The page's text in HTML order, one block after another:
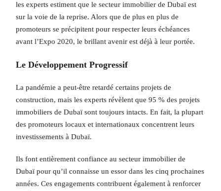
les experts estiment que le secteur immobilier de Dubaï est
sur la voie de la reprise. Alors que de plus en plus de
promoteurs se précipitent pour respecter leurs échéances
avant l’Expo 2020, le brillant avenir est déjà à leur portée.
Le Développement Progressif
La pandémie a peut-être retardé certains projets de
construction, mais les experts révèlent que 95 % des projets
immobiliers de Dubaï sont toujours intacts. En fait, la plupart
des promoteurs locaux et internationaux concentrent leurs
investissements à Dubaï.
Ils font entièrement confiance au secteur immobilier de
Dubaï pour qu’il connaisse un essor dans les cinq prochaines
années. Ces engagements contribuent également à renforcer